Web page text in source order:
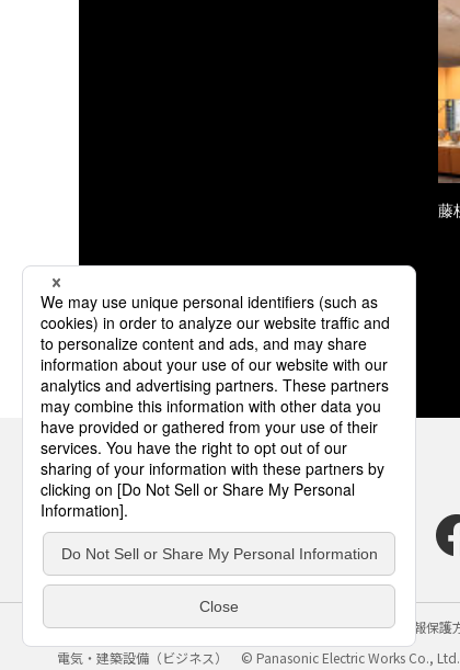
藤
サイトのご利用にあたって クッキーポリシー 個人情報保護
電気・建築設備（ビジネス）
© Panasonic Electric Works Co., Ltd.